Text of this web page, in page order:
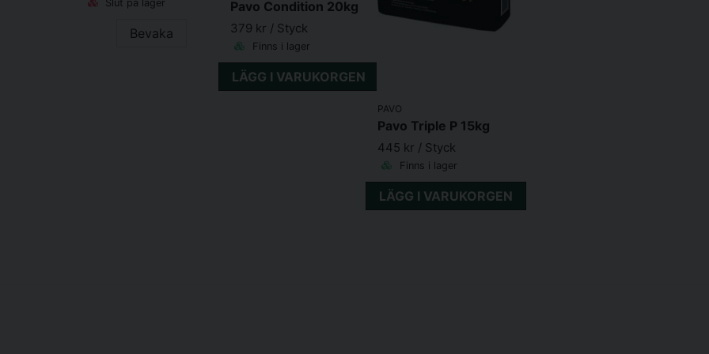
Slut på lager
Bevaka
Pavo Condition 20kg
379 kr / Styck
Finns i lager
LÄGG I VARUKORGEN
PAVO
Pavo Triple P 15kg
445 kr / Styck
Finns i lager
LÄGG I VARUKORGEN